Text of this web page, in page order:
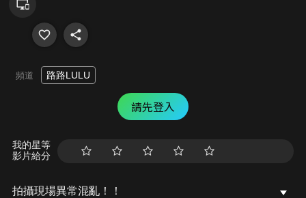
頻道 路路LULU
請先登入
我的星等
影片給分
拍攝現場異常混亂！！